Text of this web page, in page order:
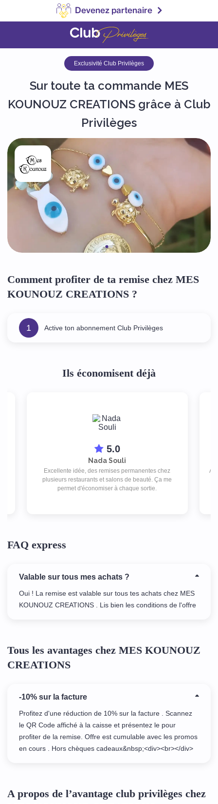
Devenez partenaire
Exclusivité Club Privilèges
Sur toute ta commande MES
KOUNOUZ CREATIONS grâce à Club
Privilèges
Comment profiter de ta remise chez MES
KOUNOUZ CREATIONS ?
1 Active ton abonnement Club Privilèges
Ils économisent déjà
5.0
Nada Souli
Excellente idée, des remises permanentes chez
plusieurs restaurants et salons de beauté. Ça me
permet d'économiser à chaque sortie.
FAQ express
Valable sur tous mes achats ?
Oui ! La remise est valable sur tous tes achats chez MES
KOUNOUZ CREATIONS . Lis bien les conditions de l'offre
Tous les avantages chez MES KOUNOUZ
CREATIONS
-10% sur la facture
Profitez d'une réduction de 10% sur la facture . Scannez
le QR Code affiché à la caisse et présentez le pour
profiter de la remise. Offre est cumulable avec les promos
en cours . Hors chèques cadeaux&nbsp;<div><br></div>
A propos de l’avantage club privilèges chez